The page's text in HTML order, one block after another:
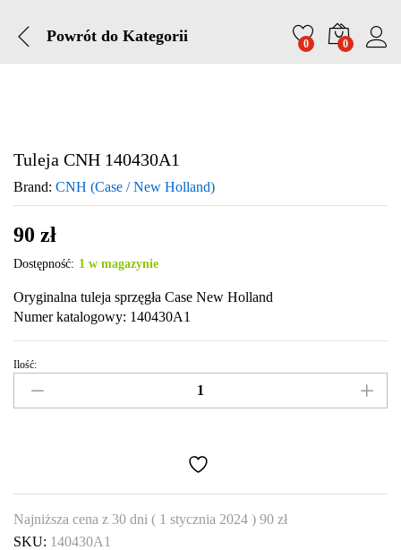
Powrót do Kategorii 0 0
Tuleja CNH 140430A1
Brand: CNH (Case / New Holland)
90 zł
Dostępność: 1 w magazynie
Oryginalna tuleja sprzęgła Case New Holland
Numer katalogowy: 140430A1
Tuleja
CNH
Ilość:
Najniższa cena z 30 dni ( 1 stycznia 2024 ) 90 zł
SKU: 140430A1